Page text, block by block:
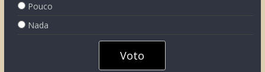
Pouco
Nada